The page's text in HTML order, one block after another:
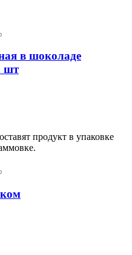
в шоколаде
шт
продукт в упаковке